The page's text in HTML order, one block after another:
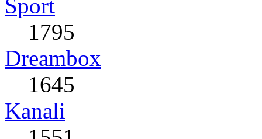
Sport
1795
Dreambox
1645
Kanali